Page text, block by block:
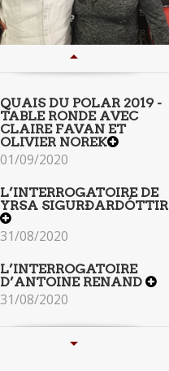
QUAIS DU POLAR 2019 -
TABLE RONDE AVEC
CLAIRE FAVAN ET
OLIVIER NOREK
01/09/2020
L’INTERROGATOIRE DE
YRSA SIGURÐARDÓTTIR
31/08/2020
L’INTERROGATOIRE
D’ANTOINE RENAND
31/08/2020